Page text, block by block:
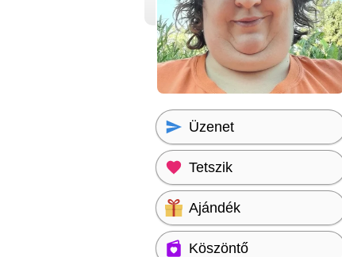
Üzenet
Tetszik
Ajándék
Köszöntő